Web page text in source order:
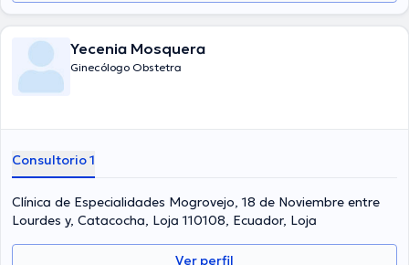
Yecenia Mosquera
Ginecólogo Obstetra
Consultorio 1
Clínica de Especialidades Mogrovejo, 18 de Noviembre entre
Lourdes y, Catacocha, Loja 110108, Ecuador, Loja
Ver perfil